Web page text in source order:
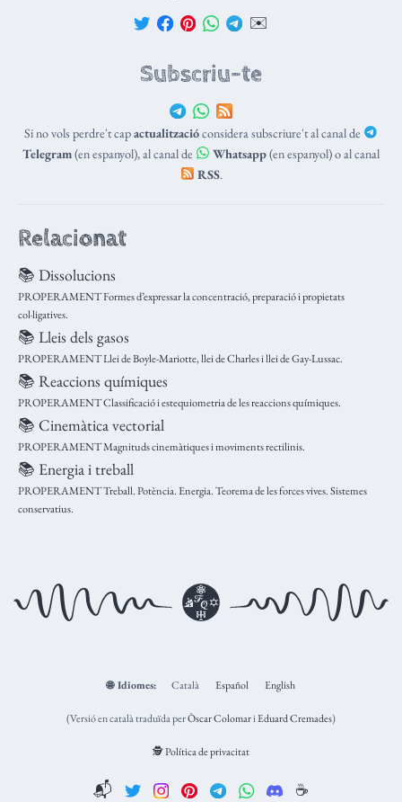
✉️
Subscriu-te
Si no vols perdre't capactualitzacióconsidera subscriure't al canal de
Telegram(en espanyol), al canal de Whatsapp(en espanyol) o al canal
RSS.
Relacionat
📚 Dissolucions
PROPERAMENT Formes d’expressar la concentració, preparació i propietats
col·ligatives.
📚 Lleis dels gasos
PROPERAMENT Llei de Boyle-Mariotte, llei de Charles i llei de Gay-Lussac.
📚 Reaccions químiques
PROPERAMENT Classificació i estequiometria de les reaccions químiques.
📚 Cinemàtica vectorial
PROPERAMENT Magnituds cinemàtiques i moviments rectilinis.
📚 Energia i treball
PROPERAMENT Treball. Potència. Energia. Teorema de les forces vives. Sistemes
conservatius.
🌐 Idiomes: Català Español English
(Versió en català traduïda perÒscar ColomariEduard Cremades)
🕵️ Política de privacitat
📬 ☕️